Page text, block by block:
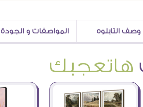
وصف التابلوه المواصفات و الجودة
هاتعجبك